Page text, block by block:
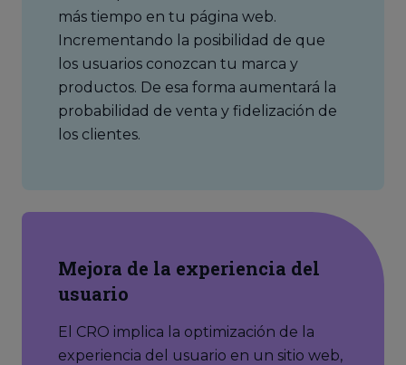
más tiempo en tu página web.
Incrementando la posibilidad de que
los usuarios conozcan tu marca y
productos. De esa forma aumentará la
probabilidad de venta y fidelización de
los clientes.
Mejora de la experiencia del
usuario
El CRO implica la optimización de la
experiencia del usuario en un sitio web,